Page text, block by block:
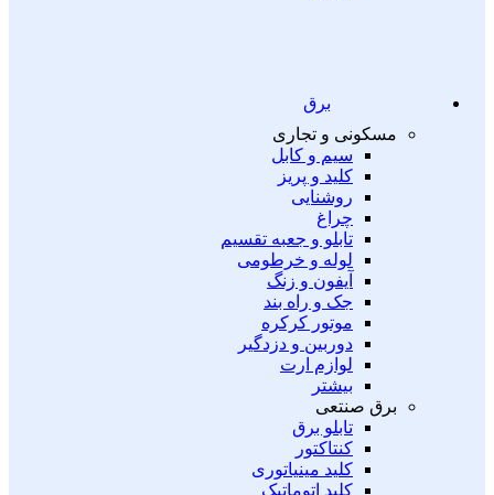
برق
مسکونی و تجاری
سیم و کابل
کلید و پریز
روشنایی
چراغ
تابلو و جعبه تقسیم
لوله و خرطومی
آیفون و زنگ
جک و راه بند
موتور کرکره
دوربین و دزدگیر
لوازم ارت
بیشتر
برق صنتعی
تابلو برق
کنتاکتور
کلید مینیاتوری
کلید اتوماتیک